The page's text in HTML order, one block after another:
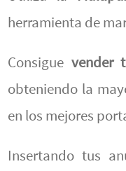
herramienta de
Consigue vender
obteniendo la
en los mejores
Insertando tus